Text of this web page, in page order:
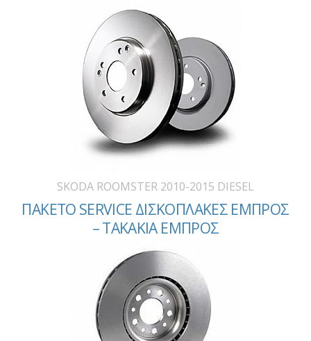
SKODA ROOMSTER 2010-2015 DIESEL
ΠΑΚΕΤΟ SERVICE ΔΙΣΚΟΠΛΑΚΕΣ ΕΜΠΡΟΣ
– ΤΑΚΑΚΙΑ ΕΜΠΡΟΣ